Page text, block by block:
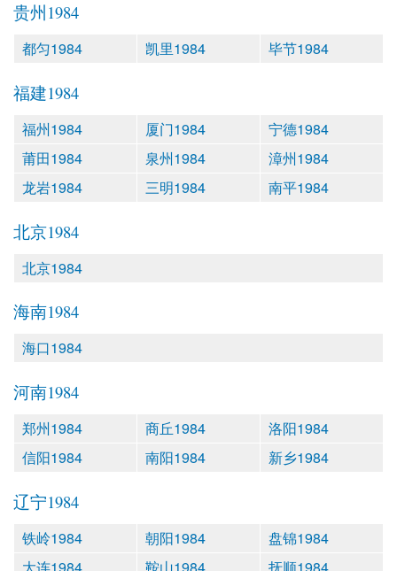
贵州1984
都匀1984 凯里1984 毕节1984
福建1984
福州1984 厦门1984
宁德1984
莆田1984
泉州1984
漳州1984
龙岩1984
三明1984 南平1984
北京1984
北京1984
海南1984
海口1984
河南1984
郑州1984 商丘1984
洛阳1984
信阳1984
南阳1984 新乡1984
辽宁1984
铁岭1984 朝阳1984
盘锦1984
大连1984
鞍山1984 抚顺1984